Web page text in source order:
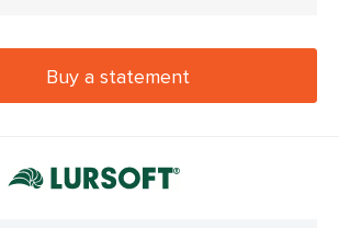
Buy a statement